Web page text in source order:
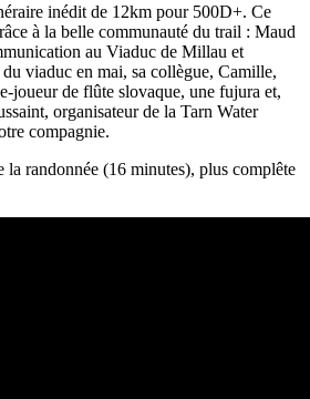
inédit de 12km pour 500D+. Ce
à la belle communauté du trail : Maud
au Viaduc de Millau et
viaduc en mai, sa collègue, Camille,
joueur de flûte slovaque, une fujura et,
organisateur de la Tarn Water
compagnie.
randonnée (16 minutes), plus complête